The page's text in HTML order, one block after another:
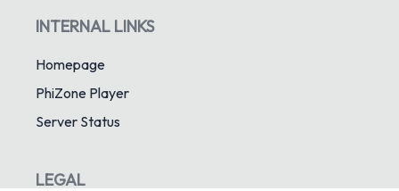
INTERNAL LINKS
Homepage
PhiZone Player
Server Status
LEGAL